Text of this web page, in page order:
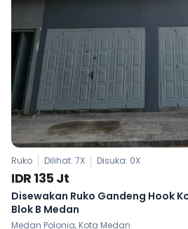
Ruko Dilihat: 7X Disuka: 0X
IDR 135 Jt
Disewakan Ruko Gandeng Hook
Blok B Medan
Medan Polonia, Kota Medan